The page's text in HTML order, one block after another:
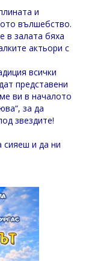
и
вълшебство.
в залата бяха
актьори с
всички
представени
ви в началото
за да
звездите!
и да ни